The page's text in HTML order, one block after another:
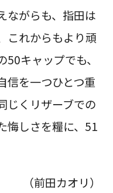
ながらも、指田は
これからもより頑
キャップでも、
信を一つひとつ重
じくリザーブでの
悔しさを糧に、51
（前田カオリ）